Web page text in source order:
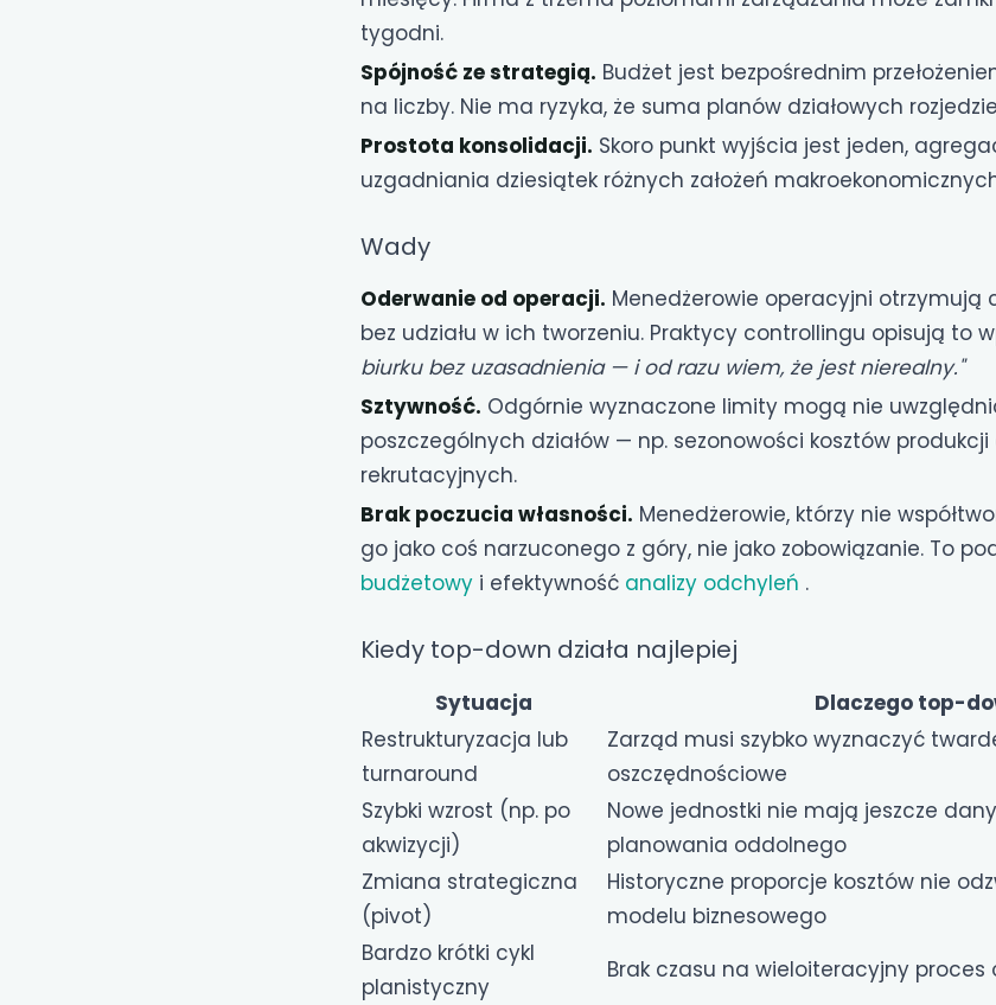
tygodni.
Spójność ze strategią. Budżet jest bezpośrednim
na liczby. Nie ma ryzyka, że suma planów działowych
Prostota konsolidacji. Skoro punkt wyjścia jest jeden,
uzgadniania dziesiątek różnych założeń
Wady
Oderwanie od operacji. Menedżerowie operacyjni otrzymują
bez udziału w ich tworzeniu. Praktycy controllingu opisują to
biurku bez uzasadnienia — i od razu wiem, że jest nierealny."
Sztywność. Odgórnie wyznaczone limity mogą nie
poszczególnych działów — np. sezonowości kosztów
rekrutacyjnych.
Brak poczucia własności. Menedżerowie, którzy nie
go jako coś narzuconego z góry, nie jako zobowiązanie. To
budżetowy i efektywność analizy odchyleń .
Kiedy top-down działa najlepiej
Sytuacja
Dlaczego top-
Restrukturyzacja lub
turnaround
Zarząd musi szybko wyznaczyć
oszczędnościowe
Szybki wzrost (np. po
akwizycji)
Nowe jednostki nie mają jeszcze
planowania oddolnego
Zmiana strategiczna
(pivot)
Historyczne proporcje kosztów nie
modelu biznesowego
Bardzo krótki cykl
planistyczny
Brak czasu na wieloiteracyjny proces